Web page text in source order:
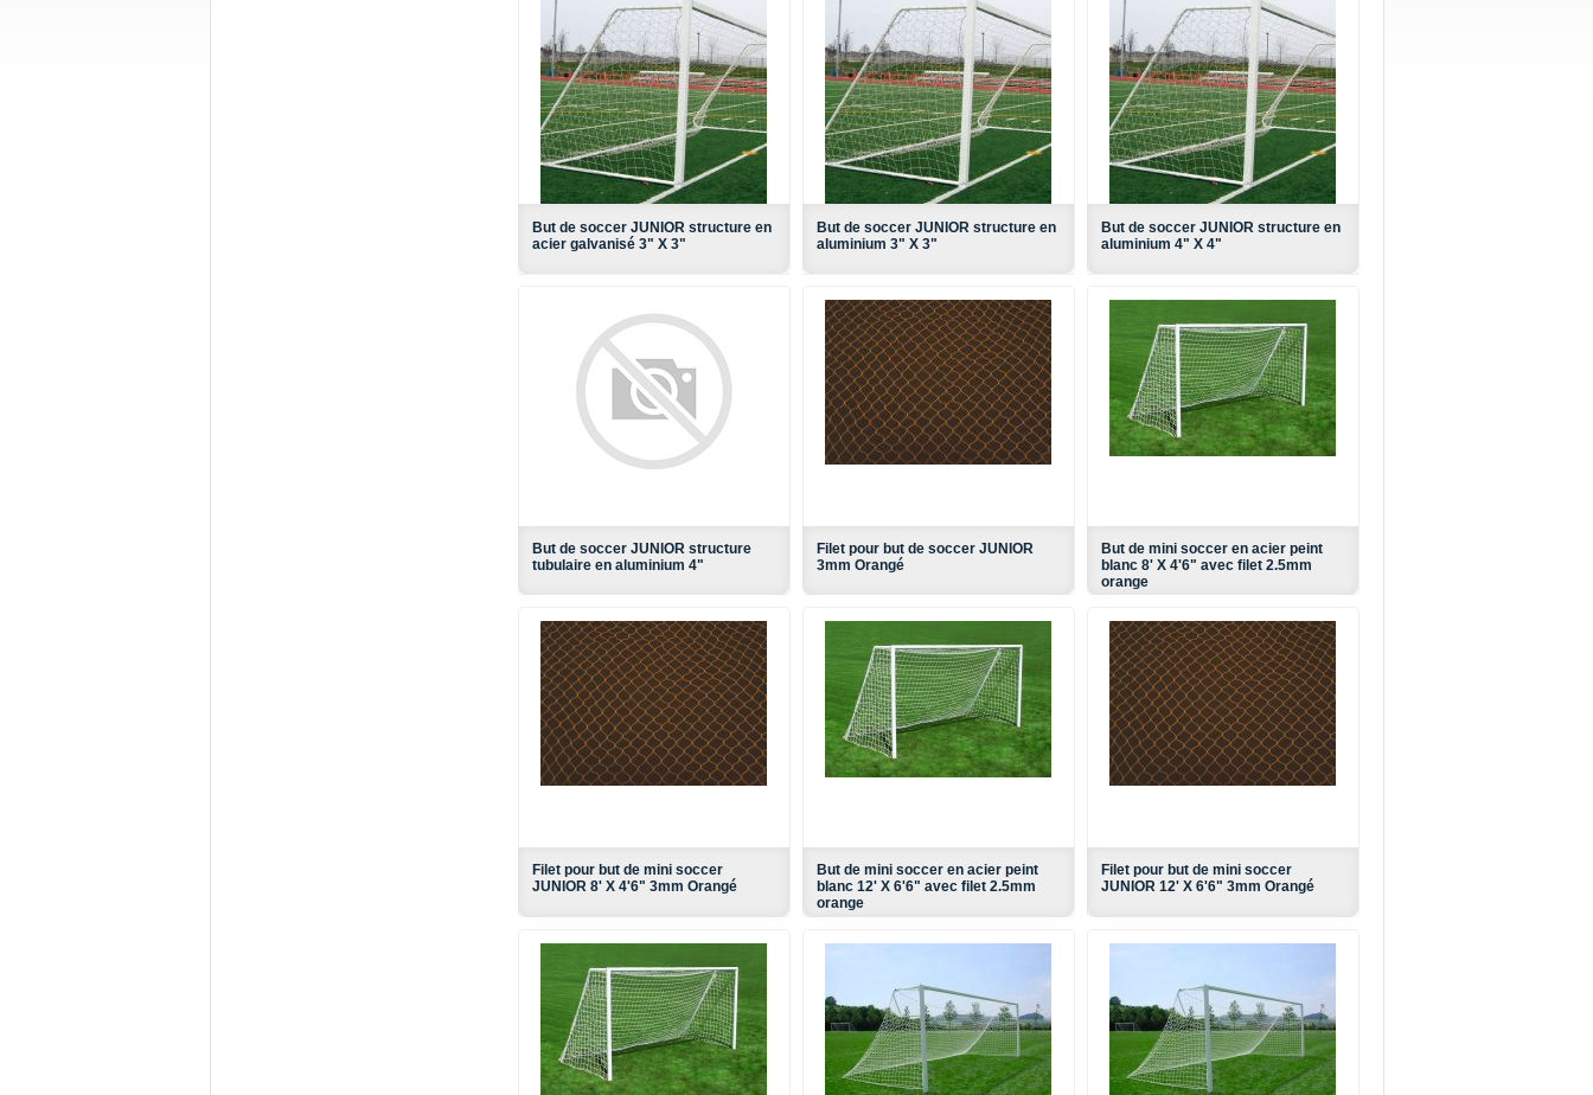
But de soccer JUNIOR structure en
acier galvanisé 3" X 3"
But de soccer JUNIOR structure en
aluminium 3" X 3"
But de soccer JUNIOR structure en
aluminium 4" X 4"
But de soccer JUNIOR structure
tubulaire en aluminium 4"
Filet pour but de soccer JUNIOR
3mm Orangé
But de mini soccer en acier peint
blanc 8' X 4'6" avec filet 2.5mm
orange
Filet pour but de mini soccer
JUNIOR 8' X 4'6" 3mm Orangé
But de mini soccer en acier peint
blanc 12' X 6'6" avec filet 2.5mm
orange
Filet pour but de mini soccer
JUNIOR 12' X 6'6" 3mm Orangé